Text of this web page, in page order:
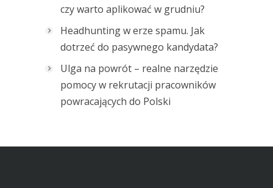
czy warto aplikować w grudniu?
Headhunting w erze spamu. Jak
dotrzeć do pasywnego kandydata?
Ulga na powrót – realne narzędzie
pomocy w rekrutacji pracowników
powracających do Polski